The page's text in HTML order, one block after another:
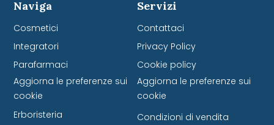
Naviga
Cosmetici
Integratori
Parafarmaci
Aggiorna le preferenze sui
cookie
Erboristeria
Servizi
Contattaci
Privacy Policy
Cookie policy
Aggiorna le preferenze sui
cookie
Condizioni di vendita